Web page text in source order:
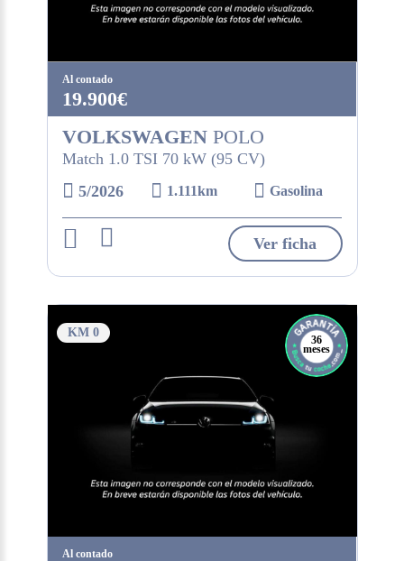
Al contado
19.900€
VOLKSWAGENPOLO
Match 1.0 TSI 70 kW (95 CV)
5/2026
1.111km Gasolina
Ver ficha
KM 0
36
meses
Al contado